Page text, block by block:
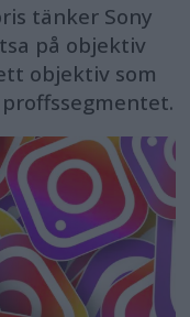
tänker Sony
på objektiv
objektiv som